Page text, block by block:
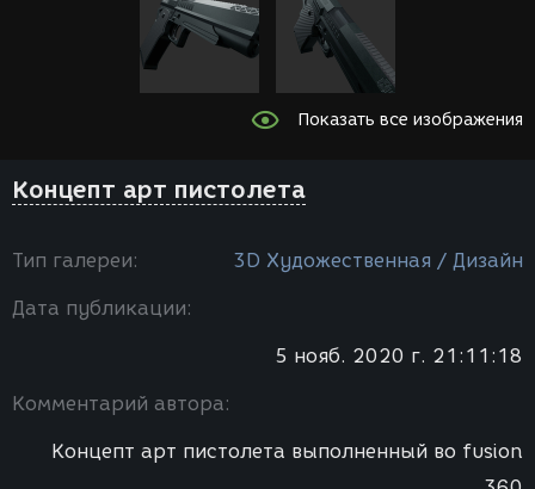
Показать все изображения
Концепт арт пистолета
Тип галереи: 3D Художественная / Дизайн
Дата публикации:
5 нояб. 2020 г. 21:11:18
Комментарий автора:
Концепт арт пистолета выполненный во fusion